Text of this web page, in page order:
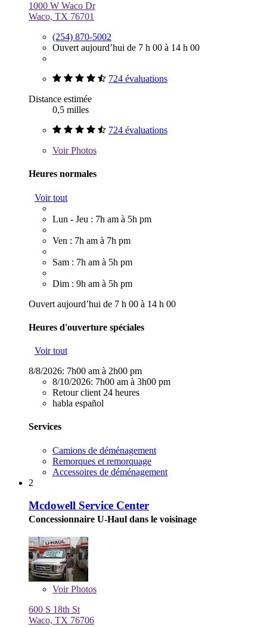
1000 W Waco Dr
Waco, TX 76701
(254) 870-5002
Ouvert aujourd’hui de 7 h 00 à 14 h 00
724 évaluations
Distance estimée
0,5 milles
724 évaluations
VoirPhotos
Heures normales
Voir tout
Lun - Jeu : 7h am à 5h pm
Ven : 7h am à 7h pm
Sam : 7h am à 5h pm
Dim : 9h am à 5h pm
Ouvert aujourd’hui de 7 h 00 à 14 h 00
Heures d'ouverture spéciales
Voir tout
8/8/2026: 7h00 am à 2h00 pm
8/10/2026: 7h00 am à 3h00 pm
Retour client 24 heures
habla español
Services
Camions de déménagement
Remorques et remorquage
Accessoires de déménagement
2
Mcdowell Service Center
Concessionnaire U-Haul dans le voisinage
VoirPhotos
600 S 18th St
Waco, TX 76706